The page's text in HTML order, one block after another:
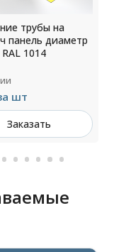
трубы на
панель диаметр
1014
шт
Заказать